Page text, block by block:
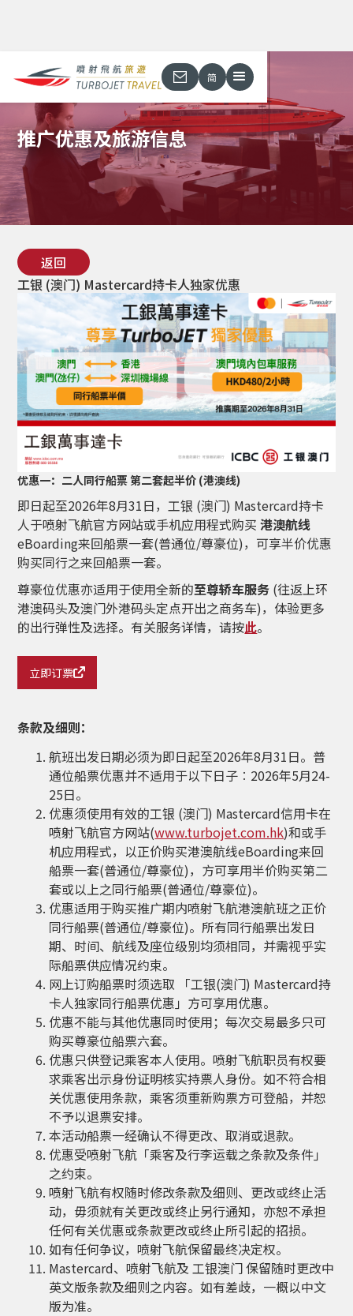
简
推广优惠及旅游信息
工银 (澳门) Mastercard持卡人独家优惠
返回
优惠一：二人同行船票 第二套起半价 (港澳线)
即日起至2026年8月31日，工银 (澳门) Mastercard持卡
人于喷射飞航官方网站或手机应用程式购买港澳航线
eBoarding来回船票一套(普通位/尊豪位)，可享半价优惠
购买同行之来回船票一套。
尊豪位优惠亦适用于使用全新的至尊轿车服务 (往返上环
港澳码头及澳门外港码头定点开出之商务车)，体验更多
的出行弹性及选择。有关服务详情，请按此。
立即订票
条款及细则：
航班出发日期必须为即日起至2026年8月31日。普
通位船票优惠并不适用于以下日子︰ 2026年5月24-
25日。
优惠须使用有效的工银 (澳门) Mastercard信用卡在
喷射飞航官方网站(www.turbojet.com.hk)和或手
机应用程式，以正价购买港澳航线eBoarding来回
船票一套(普通位/尊豪位)，方可享用半价购买第二
套或以上之同行船票(普通位/尊豪位)。
优惠适用于购买推广期内喷射飞航港澳航班之正价
同行船票(普通位/尊豪位)。所有同行船票出发日
期、时间、航线及座位级别均须相同，并需视乎实
际船票供应情况约束。
网上订购船票时须选取 「工银(澳门) Mastercard持
卡人独家同行船票优惠」方可享用优惠。
优惠不能与其他优惠同时使用；每次交易最多只可
购买尊豪位船票六套。
优惠只供登记乘客本人使用。喷射飞航职员有权要
求乘客出示身份证明核实持票人身份。如不符合相
关优惠使用条款，乘客须重新购票方可登船，并恕
不予以退票安排。
本活动船票一经确认不得更改、取消或退款。
优惠受喷射飞航「乘客及行李运载之条款及条件」
之约束。
喷射飞航有权随时修改条款及细则、更改或终止活
动，毋须就有关更改或终止另行通知，亦恕不承担
任何有关优惠或条款更改或终止所引起的招损。
如有任何争议，喷射飞航保留最终决定权。
Mastercard、喷射飞航及 工银澳门 保留随时更改中
英文版条款及细则之内容。如有差歧，一概以中文
版为准。